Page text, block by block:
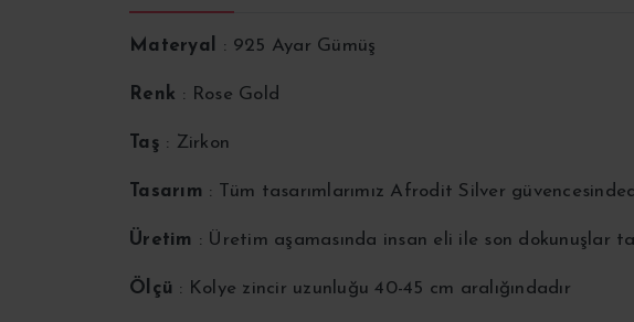
Materyal : 925 Ayar Gümüş
Renk : Rose Gold
Taş : Zirkon
Tasarım : Tüm tasarımlarımız Afrodit Silver
Üretim : Üretim aşamasında insan eli ile son dokunuşlar
Ölçü : Kolye zincir uzunluğu 40-45 cm aralığındadır